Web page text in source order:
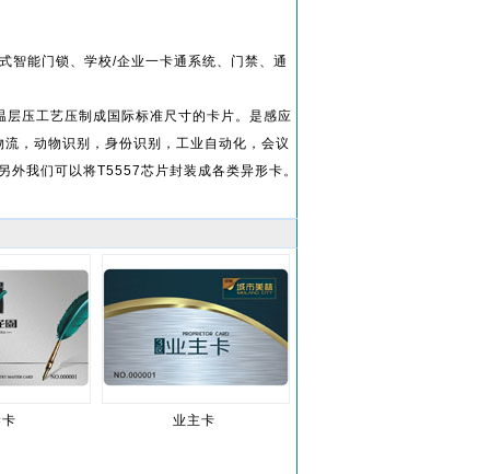
能门锁、学校/企业一卡通系统、门禁、通
压工艺压制成国际标准尺寸的卡片。是感应
，动物识别，身份识别，工业自动化，会议
我们可以将T5557芯片封装成各类异形卡。
业主卡